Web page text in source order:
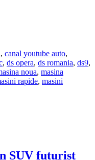
, canal youtube auto,
, ds opera, ds romania, ds9,
noua, masina
rapide, masini